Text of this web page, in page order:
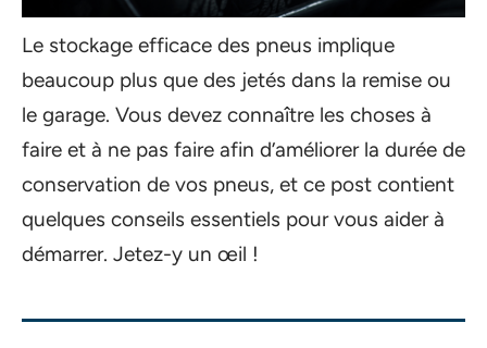
Le stockage efficace des pneus implique
beaucoup plus que des jetés dans la remise ou
le garage. Vous devez connaître les choses à
faire et à ne pas faire afin d’améliorer la durée de
conservation de vos pneus, et ce post contient
quelques conseils essentiels pour vous aider à
démarrer. Jetez-y un œil !